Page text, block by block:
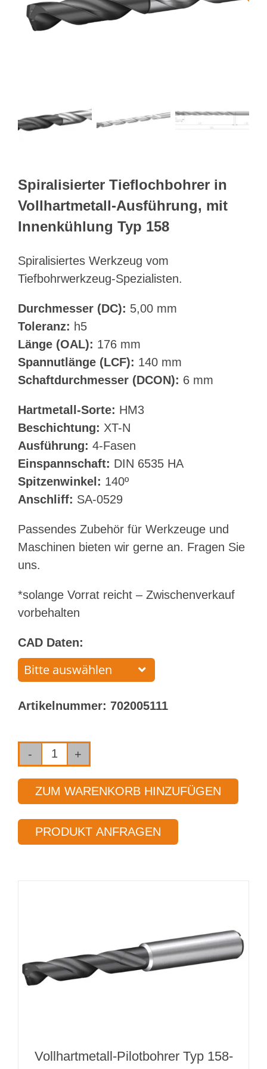
Webshop
Suche
Spiralisierter Tieflochbohrer in
Vollhartmetall-Ausführung, mit
Innenkühlung Typ 158
Spiralisiertes Werkzeug vom
Tiefbohrwerkzeug-Spezialisten.
Durchmesser (DC): 5,00 mm
Toleranz: h5
Länge (OAL): 176 mm
Spannutlänge (LCF): 140 mm
Schaftdurchmesser (DCON): 6 mm
Hartmetall-Sorte: HM3
Beschichtung: XT-N
Ausführung: 4-Fasen
Einspannschaft: DIN 6535 HA
Spitzenwinkel: 140º
Anschliff: SA-0529
Passendes Zubehör für Werkzeuge und
Maschinen bieten wir gerne an. Fragen Sie
uns.
*solange Vorrat reicht – Zwischenverkauf
vorbehalten
CAD Daten:
Artikelnummer: 702005111
Spiralisierter
Tieflochbohrer
Typ 158
Länge 25 x Ø
ZUM WARENKORB HINZUFÜGEN
PRODUKT ANFRAGEN
Vollhartmetall-Pilotbohrer Typ 158-